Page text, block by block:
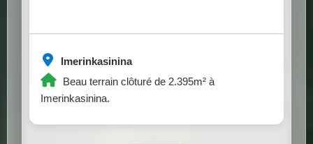
Imerinkasinina
Beau terrain clôturé de 2.395m² à
Imerinkasinina.